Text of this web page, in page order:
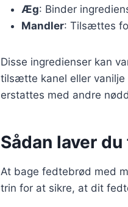
Æg: Binder
Mandler: Tilsættes
Disse ingredienser kan
tilsætte kanel eller vanilje
erstattes med andre
Sådan laver
At bage fedtebrød med
trin for at sikre, at dit